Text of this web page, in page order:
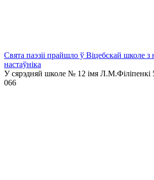
Свята паэзіі прайшло ў Віцебскай школе
настаўніка
У сярэдняй школе № 12 імя Л.М.Філіпенкі
066